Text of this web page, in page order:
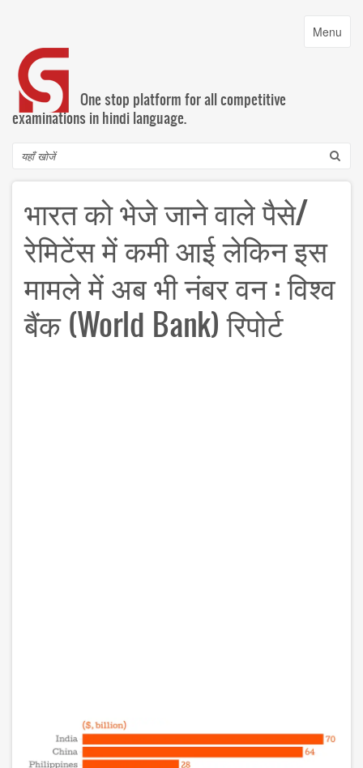
content
Toggle
Menu
One stop platform for all competitive
examinations in hindi language.
Search
भारत को भेजे जाने वाले पैसे/
रेमिटेंस में कमी आई लेकिन इस
मामले में अब भी नंबर वन : विश्व
बैंक (World Bank) रिपोर्ट